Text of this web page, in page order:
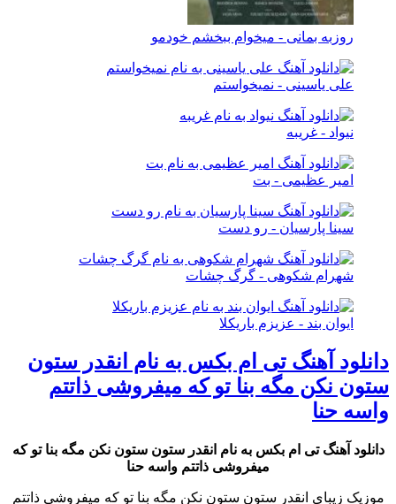
روزبه بمانی - میخوام ببخشم خودمو
علی یاسینی - نمیخواستم
نیواد - غریبه
امیر عظیمی - بت
سینا پارسیان - رو دست
شهرام شکوهی - گرگ چشات
ایوان بند - عزیزم باریکلا
دانلود آهنگ تی ام بکس به نام انقدر ستون
ستون نکن مگه بنا تو که میفروشی ذاتتم
واسه حنا
دانلود آهنگ تی ام بکس به نام انقدر ستون ستون نکن مگه بنا تو که
میفروشی ذاتتم واسه حنا
موزیک زیبای انقدر ستون ستون نکن مگه بنا تو که میفروشی ذاتتم